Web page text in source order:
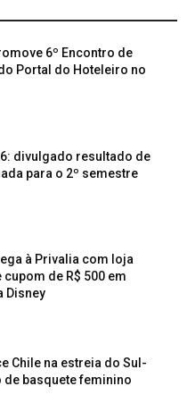
6º Encontro de
Portal do Hoteleiro no
divulgado resultado de
para o 2º semestre
à Privalia com loja
cupom de R$ 500 em
Disney
Chile na estreia do Sul-
de basquete feminino